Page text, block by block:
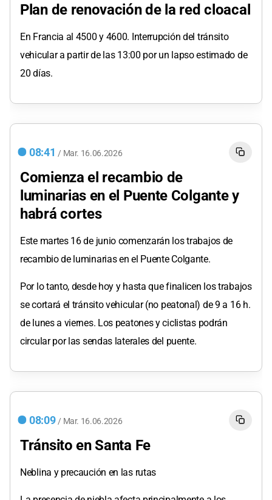
Plan de renovación de la red cloacal
En Francia al 4500 y 4600. Interrupción del tránsito
vehicular a partir de las 13:00 por un lapso estimado de
20 días.
08:41 / Mar. 16.06.2026
Comienza el recambio de
luminarias en el Puente Colgante y
habrá cortes
Este martes 16 de junio comenzarán los trabajos de
recambio de luminarias en el Puente Colgante.
Por lo tanto, desde hoy y hasta que finalicen los trabajos
se cortará el tránsito vehicular (no peatonal) de 9 a 16 h.
de lunes a viernes. Los peatones y ciclistas podrán
circular por las sendas laterales del puente.
08:09 / Mar. 16.06.2026
Tránsito en Santa Fe
Neblina y precaución en las rutas